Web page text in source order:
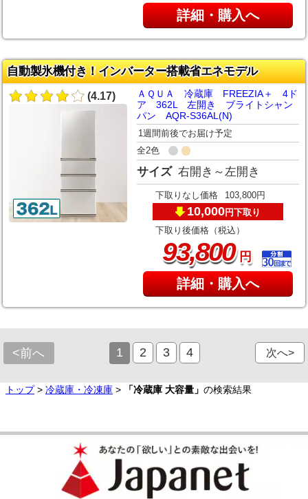
詳細・購入へ
自動製氷機付き！インバーター搭載省エネモデル
(4.17)
ＡＱＵＡ 冷蔵庫 FREEZIA＋ 4ド
ア 362L 左開き ブライトシャン
パン AQR-S36AL(N)
1週間前後でお届け予定
全2色
サイズ 右開き～左開き
下取りなし価格 103,800円
10,000円下取り
下取り後価格（税込）
93,800円
詳細・購入へ
<前へ 1 2 3 4 次へ>
トップ> 冷蔵庫・冷凍庫 > 「冷蔵庫 大容量」 の検索結果